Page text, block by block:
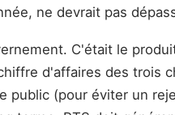
ne devrait pas
C'était le
d'affaires des trois
(pour éviter un